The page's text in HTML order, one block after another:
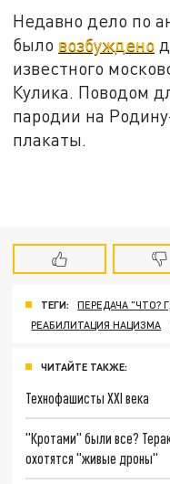
Недавно дело по
было возбуждено
известного
Кулика. Поводом
пародии на
плакаты.
ТЕГИ: ПЕРЕДАЧА "ЧТО?
РЕАБИЛИТАЦИЯ НАЦИЗМА
ЧИТАЙТЕ ТАКЖЕ:
Технофашисты XXI века
"Кротами" были все?
охотятся "живые дроны"